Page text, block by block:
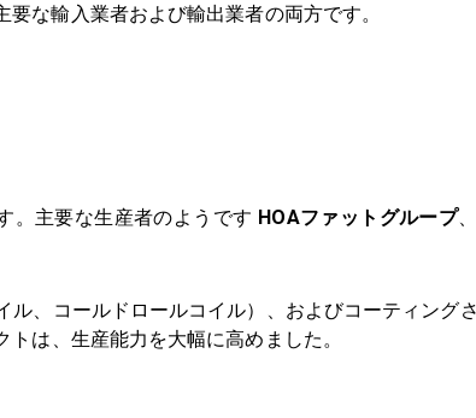
な輸入業者および輸出業者の両方です。
。主要な生産者のようです HOAファットグループ、
、コールドロールコイル）、およびコーティングさ
は、生産能力を大幅に高めました。